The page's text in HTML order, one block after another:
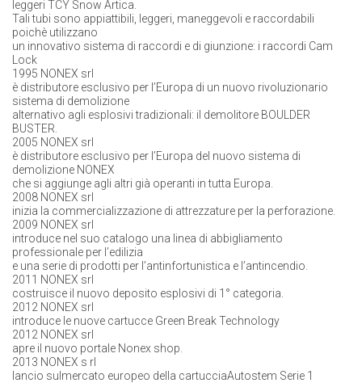
leggeri TCY Snow Artica.
Tali tubi sono appiattibili, leggeri, maneggevoli e raccordabili
poichè utilizzano
un innovativo sistema di raccordi e di giunzione: i raccordi Cam
Lock
1995 NONEX srl
è distributore esclusivo per l’Europa di un nuovo rivoluzionario
sistema di demolizione
alternativo agli esplosivi tradizionali: il demolitore BOULDER
BUSTER.
2005 NONEX srl
è distributore esclusivo per l’Europa del nuovo sistema di
demolizione NONEX
che si aggiunge agli altri già operanti in tutta Europa.
2008 NONEX srl
inizia la commercializzazione di attrezzature per la perforazione.
2009 NONEX srl
introduce nel suo catalogo una linea di abbigliamento
professionale per l’edilizia
e una serie di prodotti per l’antinfortunistica e l’antincendio.
2011 NONEX srl
costruisce il nuovo deposito esplosivi di 1° categoria.
2012 NONEX srl
introduce le nuove cartucce Green Break Technology
2012 NONEX srl
apre il nuovo portale Nonex shop.
2013 NONEX s rl
lancio sulmercato europeo della cartucciaAutostem Serie 1